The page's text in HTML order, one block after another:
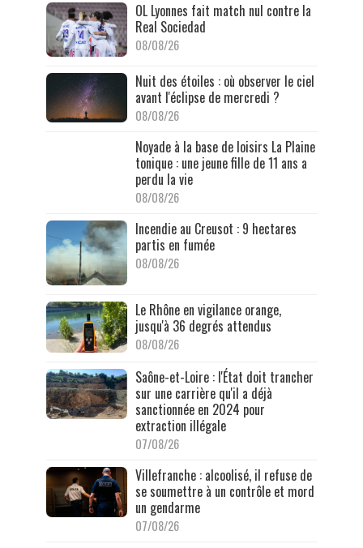
OL Lyonnes fait match nul contre la
Real Sociedad
08/08/26
Nuit des étoiles : où observer le ciel
avant l'éclipse de mercredi ?
08/08/26
Noyade à la base de loisirs La Plaine
tonique : une jeune fille de 11 ans a
perdu la vie
08/08/26
Incendie au Creusot : 9 hectares
partis en fumée
08/08/26
Le Rhône en vigilance orange,
jusqu'à 36 degrés attendus
08/08/26
Saône-et-Loire : l'État doit trancher
sur une carrière qu'il a déjà
sanctionnée en 2024 pour
extraction illégale
07/08/26
Villefranche : alcoolisé, il refuse de
se soumettre à un contrôle et mord
un gendarme
07/08/26